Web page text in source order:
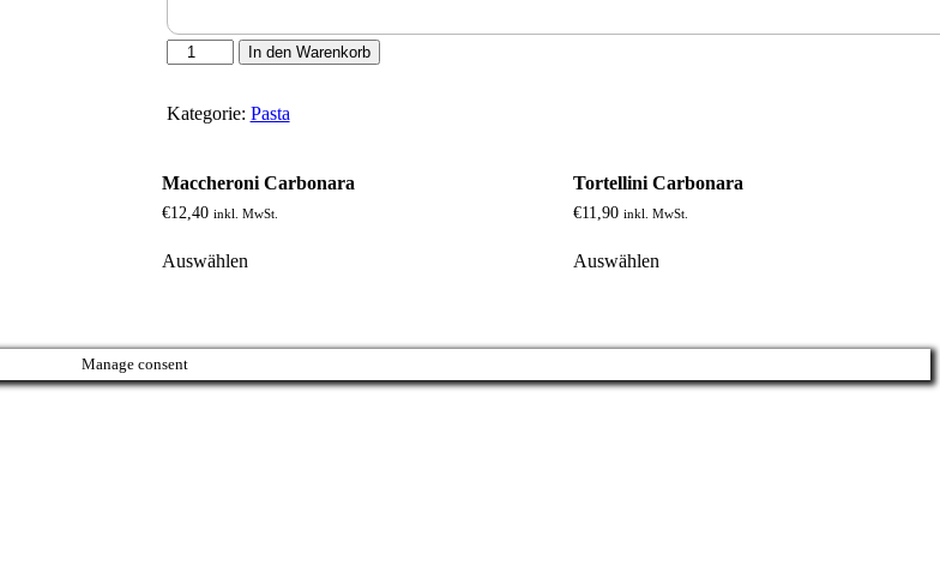
Spaghetti
Arrabiata
In den Warenkorb
Kategorie: Pasta
Maccheroni Carbonara
€12,40 inkl. MwSt.
Auswählen
Tortellini Carbonara
€11,90 inkl. MwSt.
Auswählen
Manage consent